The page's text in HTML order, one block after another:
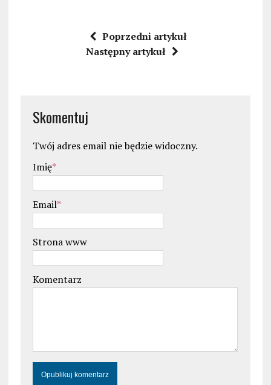
Poprzedni artykuł
Następny artykuł
Skomentuj
Twój adres email nie będzie widoczny.
Imię*
Email*
Strona www
Komentarz